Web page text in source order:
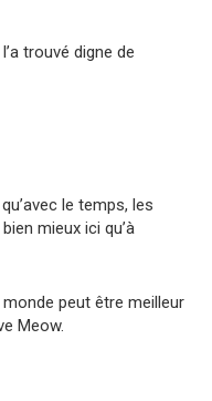
trouvé digne de
le temps, les
mieux ici qu’à
peut être meilleur
Meow.